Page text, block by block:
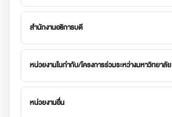
สำนักงานอธิการบดี
หน่วยงานในกำกับ/โครงการร่วมระหว่างมหาวิทยาลัย
หน่วยงานอื่น